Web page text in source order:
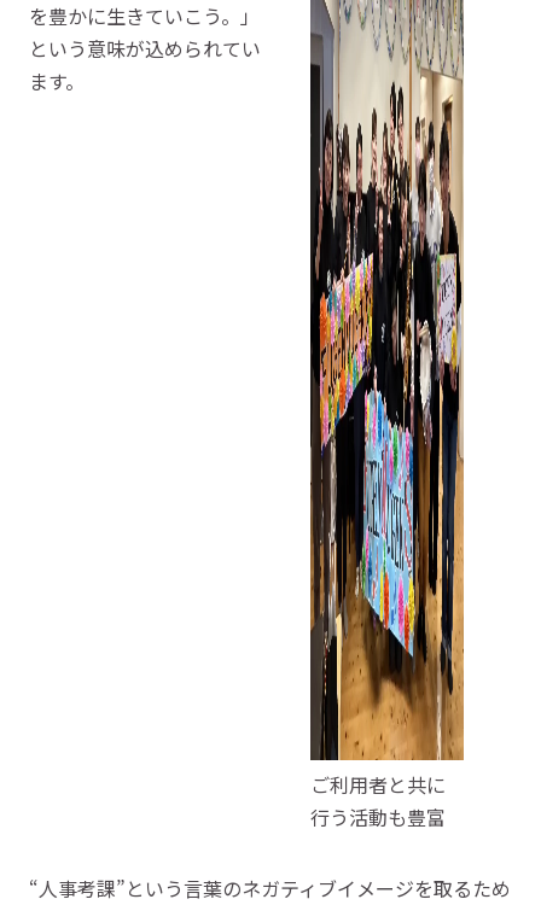
を豊かに生きていこう。」
という意味が込められてい
ます。
ご利用者と共に
行う活動も豊富
“人事考課”という言葉のネガティブイメージを取るため